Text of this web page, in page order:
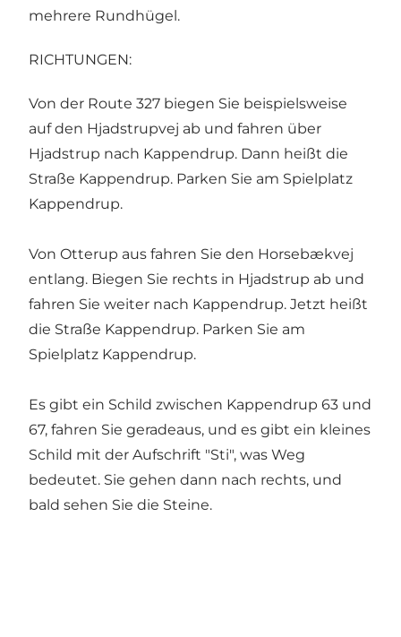
mehrere Rundhügel.
RICHTUNGEN:
Von der Route 327 biegen Sie beispielsweise
auf den Hjadstrupvej ab und fahren über
Hjadstrup nach Kappendrup. Dann heißt die
Straße Kappendrup. Parken Sie am Spielplatz
Kappendrup.
Von Otterup aus fahren Sie den Horsebækvej
entlang. Biegen Sie rechts in Hjadstrup ab und
fahren Sie weiter nach Kappendrup. Jetzt heißt
die Straße Kappendrup. Parken Sie am
Spielplatz Kappendrup.
Es gibt ein Schild zwischen Kappendrup 63 und
67, fahren Sie geradeaus, und es gibt ein kleines
Schild mit der Aufschrift "Sti", was Weg
bedeutet. Sie gehen dann nach rechts, und
bald sehen Sie die Steine.